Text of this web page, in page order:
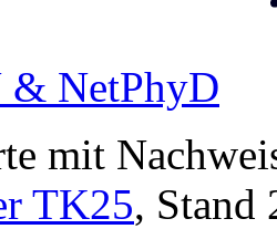
& NetPhyD
mit
TK25, Stand